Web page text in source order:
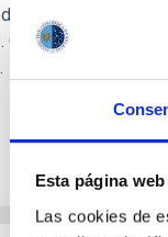
Esta página
Las cookies de
and studied
direct